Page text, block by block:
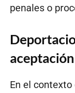
penales o
En el contexto